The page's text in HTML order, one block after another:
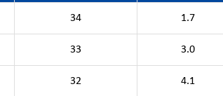
34 1.7
33 3.0
32 4.1